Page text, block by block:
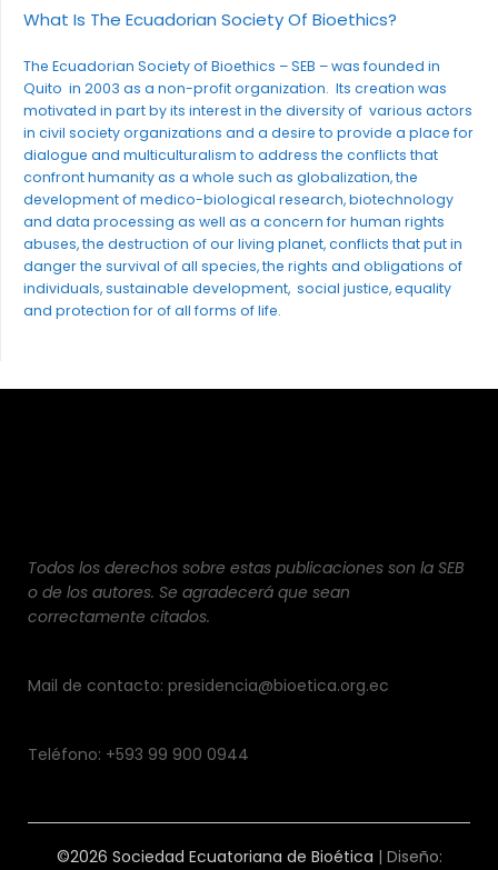
What Is The Ecuadorian Society Of Bioethics?
The Ecuadorian Society of Bioethics – SEB – was founded in
Quito in 2003 as a non-profit organization. Its creation was
motivated in part by its interest in the diversity of various actors
in civil society organizations and a desire to provide a place for
dialogue and multiculturalism to address the conflicts that
confront humanity as a whole such as globalization, the
development of medico-biological research, biotechnology
and data processing as well as a concern for human rights
abuses, the destruction of our living planet, conflicts that put in
danger the survival of all species, the rights and obligations of
individuals, sustainable development, social justice, equality
and protection for of all forms of life.
Todos los derechos sobre estas publicaciones son la SEB
o de los autores. Se agradecerá que sean
correctamente citados.
Mail de contacto: presidencia@bioetica.org.ec
Teléfono: +593 99 900 0944
©2026 Sociedad Ecuatoriana de Bioética | Diseño: